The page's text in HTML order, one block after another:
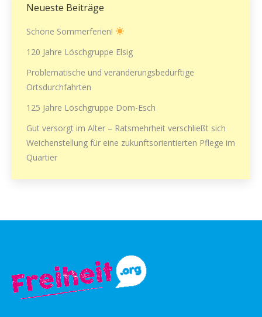
Neueste Beiträge
Schöne Sommerferien!
120 Jahre Löschgruppe Elsig
Problematische und veränderungsbedürftige
Ortsdurchfahrten
125 Jahre Löschgruppe Dom-Esch
Gut versorgt im Alter – Ratsmehrheit verschließt sich
Weichenstellung für eine zukunftsorientierten Pflege im
Quartier